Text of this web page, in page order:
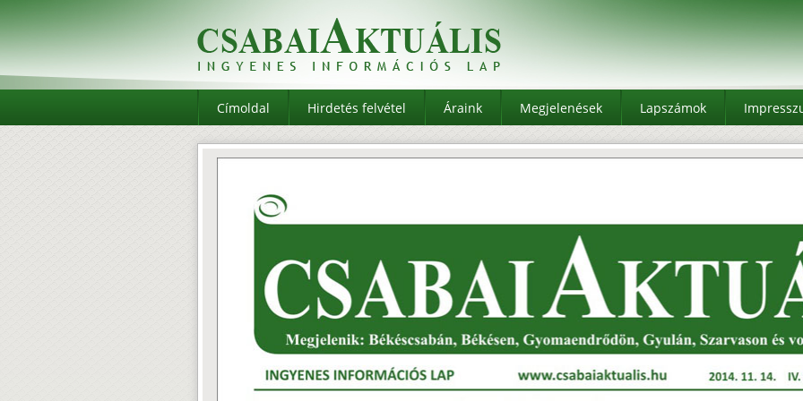
Címoldal Hirdetés felvétel Áraink Megjelenések Lapszámok